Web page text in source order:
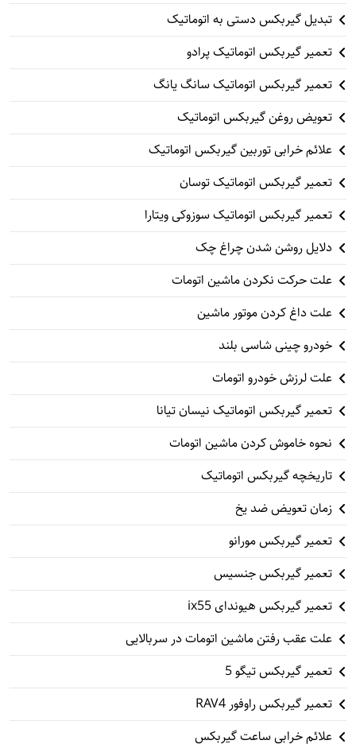
تبدیل گیربکس دستی به اتوماتیک
تعمیر گیربکس اتوماتیک پرادو
تعمیر گیربکس اتوماتیک سانگ یانگ
تعویض روغن گیربکس اتوماتیک
علائم خرابی توربین گیربکس اتوماتیک
تعمیر گیربکس اتوماتیک توسان
تعمیر گیربکس اتوماتیک سوزوکی ویتارا
دلایل روشن شدن چراغ چک
علت حرکت نکردن ماشین اتومات
علت داغ کردن موتور ماشین
خودرو چینی شاسی بلند
علت لرزش خودرو اتومات
تعمیر گیربکس اتوماتیک نیسان تیانا
نحوه خاموش کردن ماشین اتومات
تاریخچه گیربکس اتوماتیک
زمان تعویض ضد یخ
تعمیر گیربکس مورانو
تعمیر گیربکس جنسیس
تعمیر گیربکس هیوندای ix55
علت عقب رفتن ماشین اتومات در سربالایی
تعمیر گیربکس تیگو 5
تعمیر گیربکس راوفور RAV4
علائم خرابی ساعت گیربکس